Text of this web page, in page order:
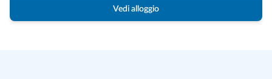
Vedi alloggio